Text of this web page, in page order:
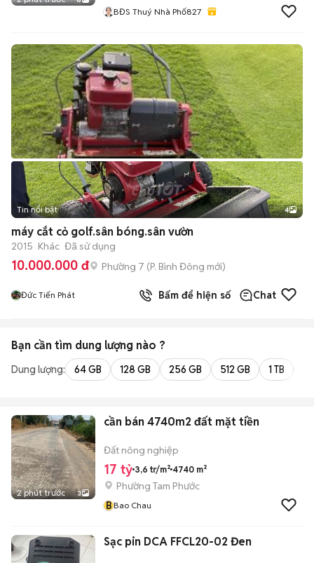
BĐS Thuý Nhà Phố827
Tin nổi bật 4
máy cắt cỏ golf.sân bóng.sân vườn
2015 Khác Đã sử dụng
10.000.000 đ Phường 7 (P. Bình Đông mới)
Đức Tiến Phát Bấm để hiện số Chat
Bạn cần tìm dung lượng nào ?
Dung lượng: 64 GB 128 GB 256 GB 512 GB 1 TB
2 phút trước 3
cần bán 4740m2 đất mặt tiền
Đất nông nghiệp
17 tỷ 3,6 tr/m² 4740 m²
Phường Tam Phước
BBao Chau
Sạc pin DCA FFCL20-02 Đen